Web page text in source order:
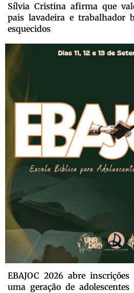
Sílvia Cristina afirma que
pais lavadeira e trabalhador
esquecidos
EBAJOC 2026 abre
uma geração de